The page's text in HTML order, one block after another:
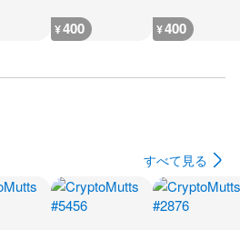
¥400 ¥400
すべて見る